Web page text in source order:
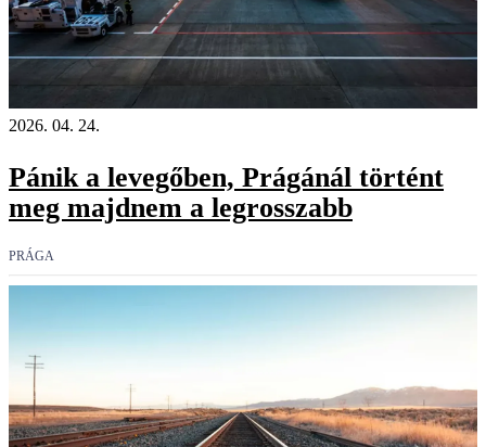
2026. 04. 24.
Pánik a levegőben, Prágánál történt
meg majdnem a legrosszabb
PRÁGA